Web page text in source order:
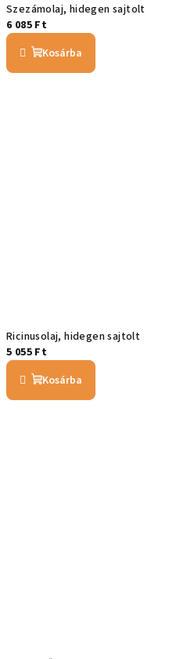
Szezámolaj, hidegen sajtolt
6 085 Ft
Kosárba
Ricinusolaj, hidegen sajtolt
5 055 Ft
Kosárba